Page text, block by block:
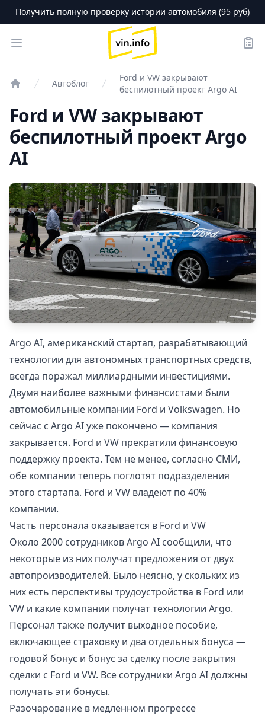
Получить полную проверку истории автомобиля (95 руб)
Open menu
logo
Автоблог
Ford и VW закрывают
беспилотный проект Argo AI
Ford и VW закрывают
беспилотный проект Argo
AI
Argo AI, американский стартап, разрабатывающий
технологии для автономных транспортных средств,
всегда поражал миллиардными инвестициями.
Двумя наиболее важными финансистами были
автомобильные компании Ford и Volkswagen. Но
сейчас с Argo AI уже покончено — компания
закрывается. Ford и VW прекратили финансовую
поддержку проекта. Тем не менее, согласно СМИ,
обе компании теперь поглотят подразделения
этого стартапа. Ford и VW владеют по 40%
компании.
Часть персонала оказывается в Ford и VW
Около 2000 сотрудников Argo AI сообщили, что
некоторые из них получат предложения от двух
автопроизводителей. Было неясно, у скольких из
них есть перспективы трудоустройства в Ford или
VW и какие компании получат технологии Argo.
Персонал также получит выходное пособие,
включающее страховку и два отдельных бонуса —
годовой бонус и бонус за сделку после закрытия
сделки с Ford и VW. Все сотрудники Argo AI должны
получать эти бонусы.
Разочарование в медленном прогрессе